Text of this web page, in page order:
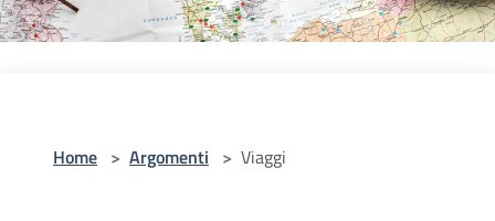
Home > Argomenti > Viaggi